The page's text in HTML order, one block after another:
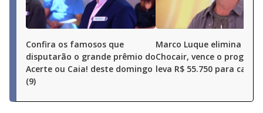
Confira os famosos que
disputarão o grande prêmio do
Acerte ou Caia! deste domingo
(9)
Marco Luque elimina
Chocair, vence o
leva R$ 55.750 para casa